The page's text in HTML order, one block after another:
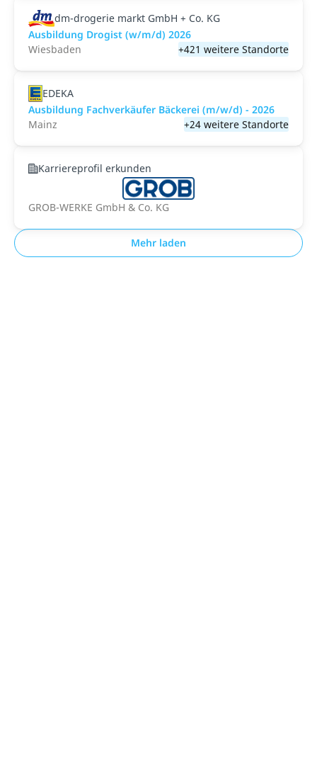
dm-drogerie markt GmbH + Co. KG
Ausbildung Drogist (w/m/d) 2026
Wiesbaden
+421 weitere Standorte
EDEKA
Ausbildung Fachverkäufer Bäckerei (m/w/d) - 2026
Mainz
+24 weitere Standorte
Karriereprofil erkunden
GROB-WERKE GmbH & Co. KG
Mehr laden